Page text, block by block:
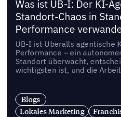
Was ist UB-I: Der KI-
Standort-Chaos in
Performance
UB-I ist Uberalls agentische
Performance – ein
Standort überwacht,
wichtigsten ist, und die
Blogs
Lokales Marketing